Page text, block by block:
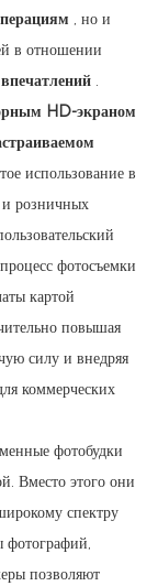
, но и
в отношении
.
HD-экраном
использование в
и розничных
фотосъемки
картой
повышая
силу и внедряя
коммерческих
фотобудки
Вместо этого они
спектру
фотографий,
позволяют